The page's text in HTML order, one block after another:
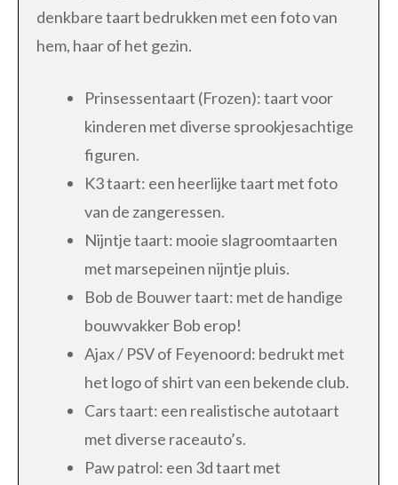
denkbare taart bedrukken met een foto van
hem, haar of het gezin.
Prinsessentaart (Frozen): taart voor
kinderen met diverse sprookjesachtige
figuren.
K3 taart: een heerlijke taart met foto
van de zangeressen.
Nijntje taart: mooie slagroomtaarten
met marsepeinen nijntje pluis.
Bob de Bouwer taart: met de handige
bouwvakker Bob erop!
Ajax / PSV of Feyenoord: bedrukt met
het logo of shirt van een bekende club.
Cars taart: een realistische autotaart
met diverse raceauto’s.
Paw patrol: een 3d taart met